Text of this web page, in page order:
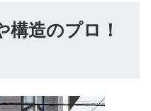
構造のプロ！